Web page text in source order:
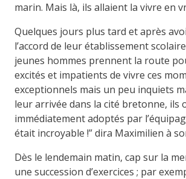
marin. Mais là, ils allaient la vivre en
Quelques jours plus tard et après
l’accord de leur établissement
jeunes hommes prennent la route
excités et impatients de vivre ces
exceptionnels mais un peu inquiets
leur arrivée dans la cité bretonne, ils
immédiatement adoptés par
était incroyable !” dira Maximilien à
Dès le lendemain matin, cap sur la
une succession d’exercices ; par